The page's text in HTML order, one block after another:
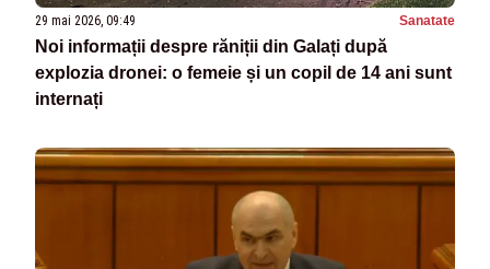
29 mai 2026, 09:49 Sanatate
Noi informații despre răniții din Galați după
explozia dronei: o femeie și un copil de 14 ani sunt
internați